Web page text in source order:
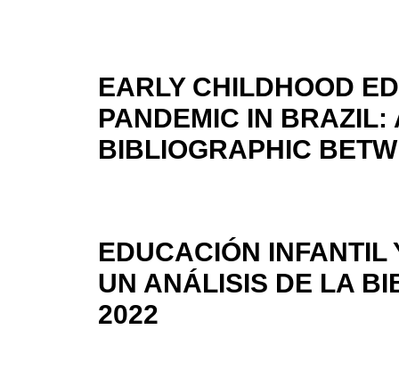
EARLY CHILDHOOD
PANDEMIC IN BRAZIL:
BIBLIOGRAPHIC
EDUCACIÓN
UN ANÁLISIS DE LA
2022